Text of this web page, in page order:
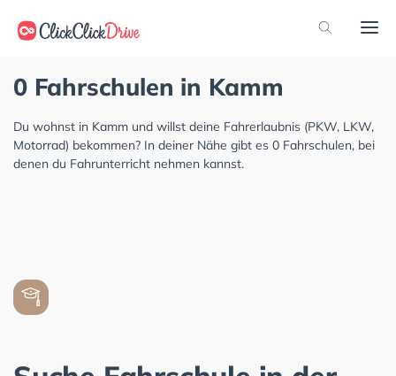
0 Fahrschulen in Kamm
Du wohnst in Kamm und willst deine Fahrerlaubnis (PKW, LKW,
Motorrad) bekommen? In deiner Nähe gibt es 0 Fahrschulen, bei
denen du Fahrunterricht nehmen kannst.